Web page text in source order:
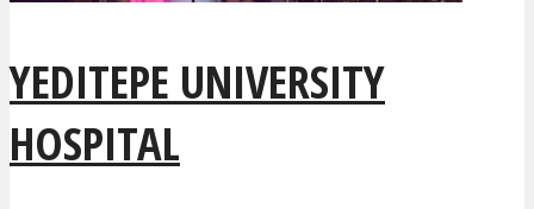
YEDITEPE UNIVERSITY
HOSPITAL